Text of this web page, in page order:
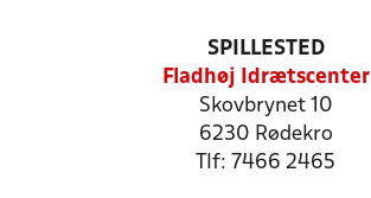
SPILLESTED
Fladhøj Idrætscenter
Skovbrynet 10
6230 Rødekro
Tlf: 7466 2465